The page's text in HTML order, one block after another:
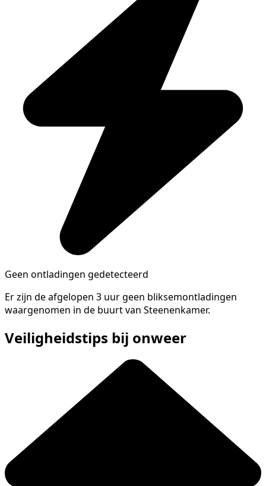
Geen ontladingen gedetecteerd
Er zijn de afgelopen 3 uur geen bliksemontladingen
waargenomen in de buurt van Steenenkamer.
Veiligheidstips bij onweer